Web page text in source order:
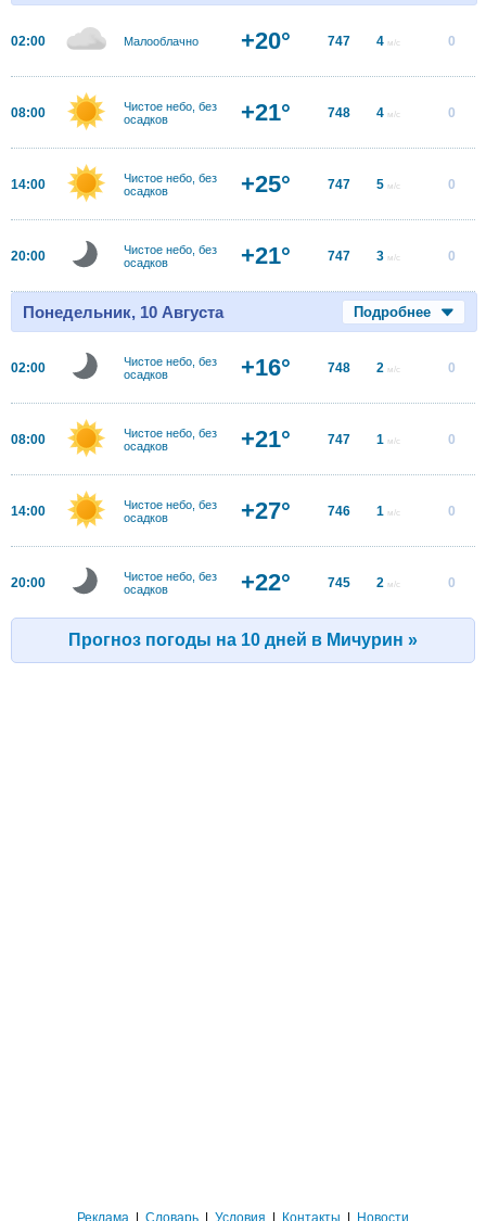
02:00 Малооблачно +20° 747 4 м/с 0
08:00
Чистое небо, без
осадков
+21° 748 4 м/с 0
14:00
Чистое небо, без
осадков
+25° 747 5 м/с 0
20:00
Чистое небо, без
осадков
+21° 747 3 м/с 0
Понедельник, 10 Августа Подробнее
02:00
Чистое небо, без
осадков
+16° 748 2 м/с 0
08:00
Чистое небо, без
осадков
+21° 747 1 м/с 0
14:00
Чистое небо, без
осадков
+27° 746 1 м/с 0
20:00
Чистое небо, без
осадков
+22° 745 2 м/с 0
Прогноз погоды на 10 дней в Мичурин »